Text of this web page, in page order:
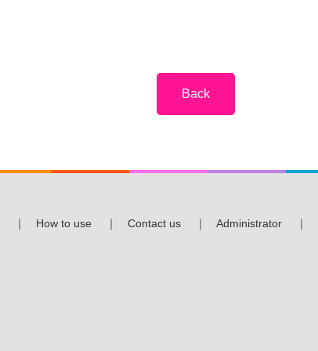
｜ How to use ｜ Contact us ｜ Administrator ｜